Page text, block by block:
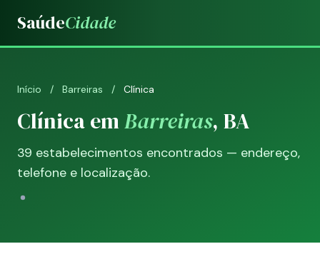
SaúdeCidade
Início / Barreiras / Clínica
Clínica emBarreiras, BA
39 estabelecimentos encontrados — endereço,
telefone e localização.